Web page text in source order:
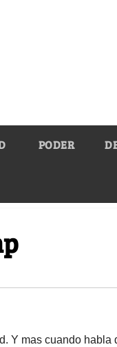
PODER
Y mas cuando habla